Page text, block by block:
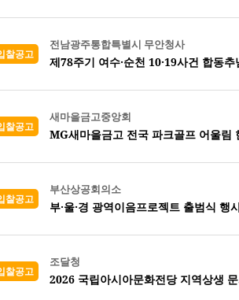
찰공고
전남광주통합특별시 무안청사
제78주기 여수·순천 10·19사건 합동
찰공고
새마을금고중앙회
MG새마을금고 전국 파크골프 어울림
찰공고
부산상공회의소
부·울·경 광역이음프로젝트 출범식
찰공고
조달청
2026 국립아시아문화전당 지역상생